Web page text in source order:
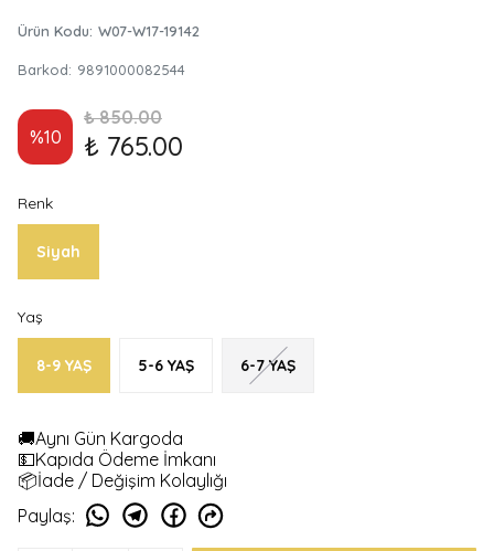
Ürün Kodu: W07-W17-19142
Barkod: 9891000082544
%10
₺ 850.00
₺ 765.00
Renk
Siyah
Yaş
8-9 YAŞ 5-6 YAŞ 6-7 YAŞ
🚚Aynı Gün Kargoda
💵Kapıda Ödeme İmkanı
📦İade / Değişim Kolaylığı
Paylaş: